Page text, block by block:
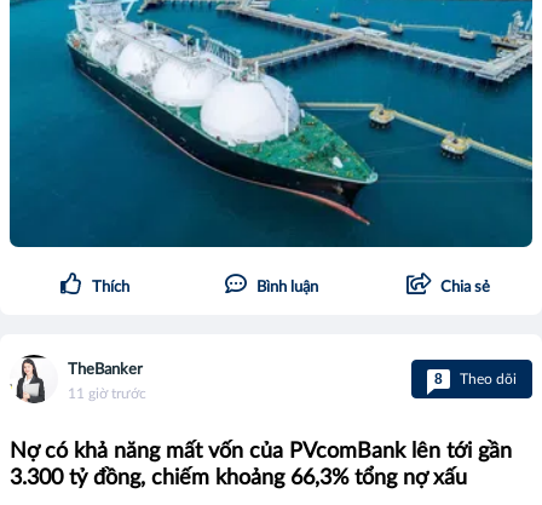
Thích Bình luận Chia sẻ
TheBanker
11 giờ trước
8 Theo dõi
Nợ có khả năng mất vốn của PVcomBank lên tới gần
3.300 tỷ đồng, chiếm khoảng 66,3% tổng nợ xấu